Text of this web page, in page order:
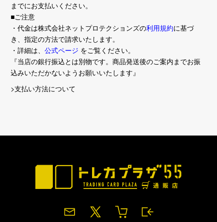
までにお支払いください。
■ご注意
・代金は株式会社ネットプロテクションズの利用規約に基づ
き、指定の方法で請求いたします。
・詳細は、公式ページ をご覧ください。
『当店の銀行振込とは別物です。商品発送後のご案内までお振
込みいただかないようお願いいたします』
>支払い方法について